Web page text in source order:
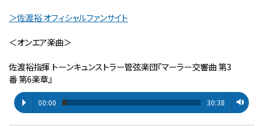
＞佐渡裕 オフィシャルファンサイト
＜オンエア楽曲＞
佐渡裕指揮 トーンキュンストラー管弦楽団『マーラー交響曲 第3
番 第6楽章』
00:00 30:38